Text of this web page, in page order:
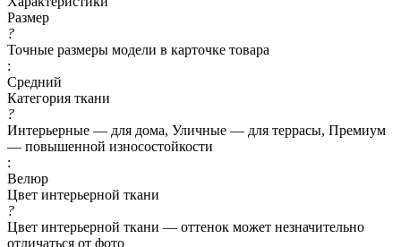
Размер
?
Точные размеры модели в карточке товара
:
Средний
Категория ткани
?
Интерьерные — для дома, Уличные — для террасы, Премиум
— повышенной износостойкости
:
Велюр
Цвет интерьерной ткани
?
Цвет интерьерной ткани — оттенок может незначительно
отличаться от фото